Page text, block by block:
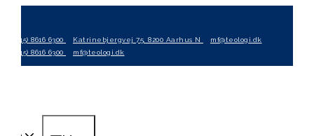
indhold
(+45) 8616 6300 Katrinebjergvej 75, 8200 Aarhus N
mf@teologi.dk
(+45) 8616 6300
mf@teologi.dk